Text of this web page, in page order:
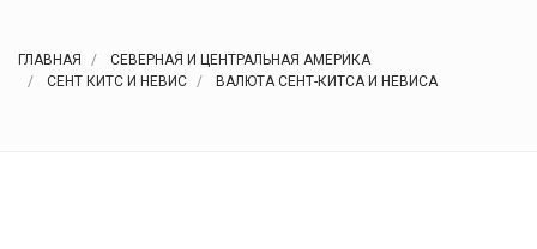
ГЛАВНАЯ
СЕВЕРНАЯ И ЦЕНТРАЛЬНАЯ АМЕРИКА
СЕНТ КИТС И НЕВИС
ВАЛЮТА СЕНТ-КИТСА И НЕВИСА